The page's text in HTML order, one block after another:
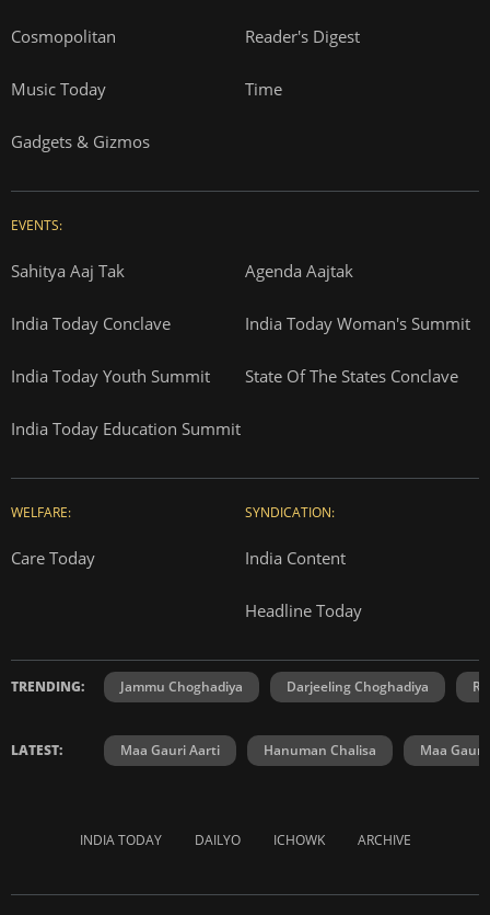
Cosmopolitan Reader's Digest
Music Today Time
Gadgets & Gizmos
EVENTS:
Sahitya Aaj Tak Agenda Aajtak
India Today Conclave India Today Woman's Summit
India Today Youth Summit State Of The States Conclave
India Today Education Summit
WELFARE:
Care Today
SYNDICATION:
India Content
Headline Today
TRENDING: Jammu Choghadiya Darjeeling Choghadiya
LATEST: Maa Gauri Aarti Hanuman Chalisa Maa Gauri
INDIA TODAY DAILYO ICHOWK ARCHIVE